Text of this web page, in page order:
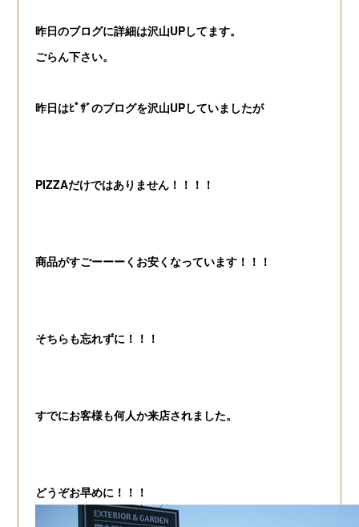
昨日のブログに詳細は沢山UPしてます。
ごらん下さい。
昨日はﾋﾟｻﾞのブログを沢山UPしていましたが
PIZZAだけではありません！！！！
商品がすごーーーくお安くなっています！！！
そちらも忘れずに！！！
すでにお客様も何人か来店されました。
どうぞお早めに！！！